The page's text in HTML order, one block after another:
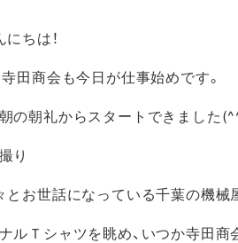
ちは！
田商会も今日が仕事始めです。
の朝礼からスタートできました
り
とお世話になっている千葉の機械
ルＴシャツを眺め、いつか寺田商